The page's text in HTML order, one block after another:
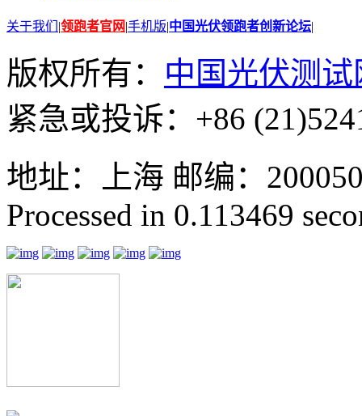
关于我们 |领跑者官网|手机版|中国光伏领跑者创新论坛|
版权所有： 中国光伏测试
紧急或投诉：+86
地址：上海 邮编：
Processed in 0.113469